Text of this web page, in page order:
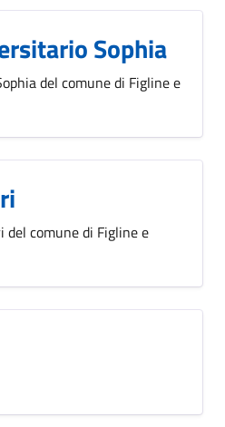
Sophia
del comune di Figline e
comune di Figline e